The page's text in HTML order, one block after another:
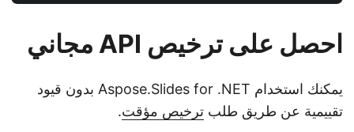
احصل على ترخيص API مجاني
يمكنك استخدام Aspose.Slides for .NET بدون قيود
تقييمية عن طريق طلبترخيص مؤقت.